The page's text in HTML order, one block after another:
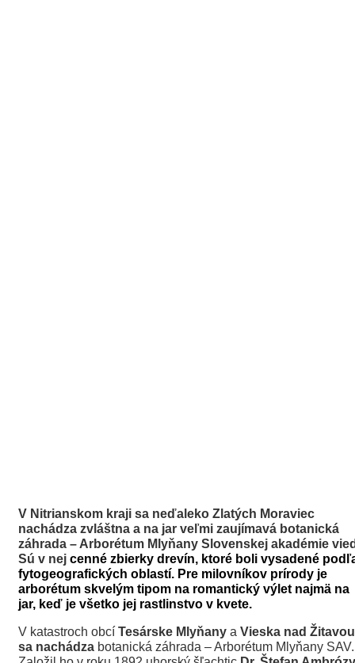
V Nitrianskom kraji sa neďaleko Zlatých Moraviec
nachádza zvláštna a na jar veľmi zaujímavá botanická
záhrada – Arborétum Mlyňany Slovenskej akadémie
Sú v nej cenné zbierky drevín, ktoré boli vysadené
fytogeografických oblastí. Pre milovníkov prírody je
arborétum skvelým tipom na romantický výlet najmä na
jar, keď je všetko jej rastlinstvo v kvete.
V katastroch obcí Tesárske Mlyňany a Vieska nad Žitavou
sa nachádza botanická záhrada – Arborétum Mlyňany SAV.